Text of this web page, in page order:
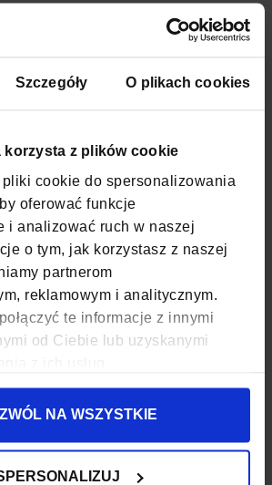
Szczegóły O plikach cookies
korzysta z plików cookie
cookie do spersonalizowania
oferować funkcje
i analizować ruch w naszej
o tym, jak korzystasz z naszej
partnerom
reklamowym i analitycznym.
te informacje z innymi
od Ciebie lub uzyskanymi
NA WSZYSTKIE
CZARNY
TAK